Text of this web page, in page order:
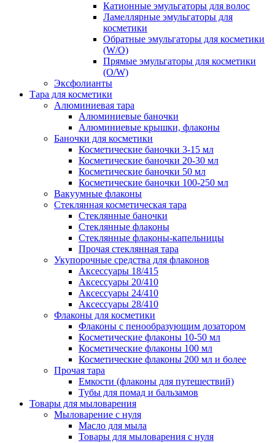
Катионные эмульгаторы для волос
Ламеллярные эмульгаторы для
косметики
Обратные эмульгаторы для косметики
(W/O)
Прямые эмульгаторы для косметики
(O/W)
Эксфолианты
Тара для косметики
Алюминиевая тара
Алюминиевые баночки
Алюминиевые крышки, флаконы
Баночки для косметики
Косметические баночки 3-15 мл
Косметические баночки 20-30 мл
Косметические баночки 50 мл
Косметические баночки 100-250 мл
Вакуумные флаконы
Стеклянная косметическая тара
Стеклянные баночки
Стеклянные флаконы
Стеклянные флаконы-капельницы
Прочая стеклянная тара
Укупорочные средства для флаконов
Аксессуары 18/415
Аксессуары 20/410
Аксессуары 24/410
Аксессуары 28/410
Флаконы для косметики
Флаконы с пенообразующим дозатором
Косметические флаконы 10-50 мл
Косметические флаконы 100 мл
Косметические флаконы 200 мл и более
Прочая тара
Емкости (флаконы для путешествий)
Тубы для помад и бальзамов
Товары для мыловарения
Мыловарение с нуля
Масло для мыла
Товары для мыловарения с нуля